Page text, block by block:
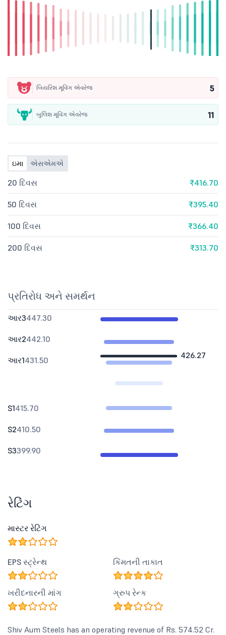
બિયરિશ મૂવિંગ એવરેજ 5
બુલિશ મૂવિંગ એવરેજ 11
ઇમા એસએમએ
20 દિવસ ₹416.70
50 દિવસ ₹395.40
100 દિવસ ₹366.40
200 દિવસ ₹313.70
પ્રતિરોધ અને સમર્થન
426.27
આર3447.30
આર2442.10
આર1431.50
S1415.70
S2410.50
S3399.90
રેટિંગ
માસ્ટર રેટિંગ
EPS સ્ટ્રેન્થ કિંમતની તાકાત
ખરીદનારની માંગ ગ્રુપ રેન્ક
Shiv Aum Steels has an operating revenue of Rs. 574.52 Cr.